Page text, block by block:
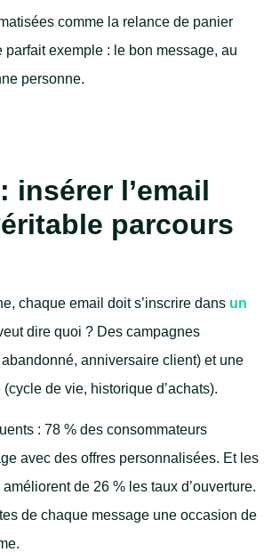
comme la relance de panier
exemple : le bon message, au
personne.
insérer l’email
parcours
chaque email doit s’inscrire dans un
dire quoi ? Des campagnes
anniversaire client) et une
de vie, historique d’achats).
: 78 % des consommateurs
avec des offres personnalisées. Et les
de 26 % les taux d’ouverture.
de chaque message une occasion de